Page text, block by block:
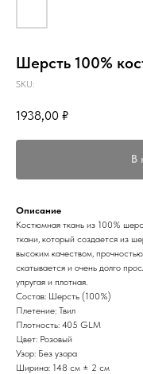
Шерсть 100%
SKU:
1938,00 ₽
В
Описание
Костюмная ткань из 100%
ткани, который создается из
высоким качеством,
скатывается и очень долго
упругая и плотная.
Состав: Шерсть (100%)
Плетение: Твил
Плотность: 405 GLM
Цвет: Розовый
Узор: Без узора
Ширина: 148 см ± 2 см